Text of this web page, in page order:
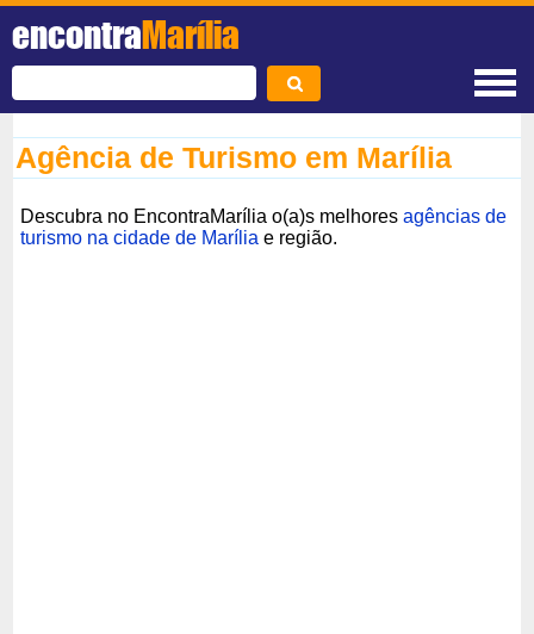
encontraMarília
Agência de Turismo em Marília
Descubra no EncontraMarília o(a)s melhoresagências de
turismo na cidade de Marília e região.